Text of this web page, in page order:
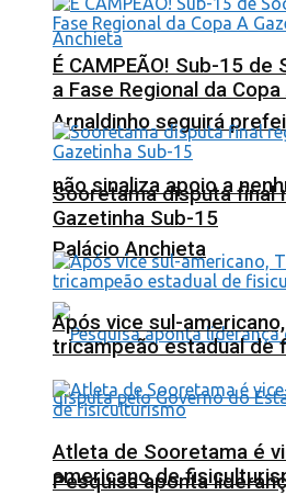
Arnaldinho seguirá
não sinaliza apoio a
Palácio Anchieta
Pesquisa aponta
É CAMPEÃO! Sub-15
a Fase Regional da
Sooretama disputa final
Gazetinha Sub-15
Após vice sul-
tricampeão estadual de
Atleta de Sooretama é
americano de